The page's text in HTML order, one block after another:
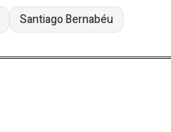
Santiago Bernabéu